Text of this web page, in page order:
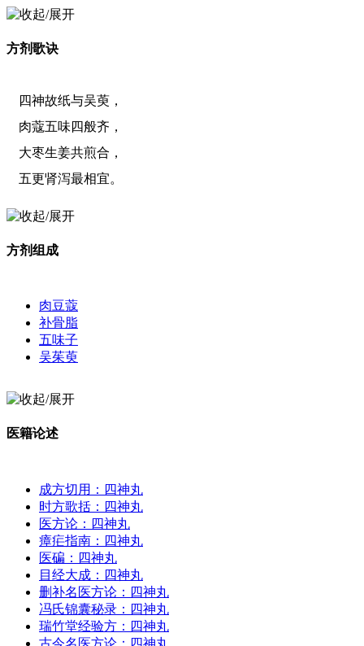
方剂歌诀
四神故纸与吴萸，
肉蔻五味四般齐，
大枣生姜共煎合，
五更肾泻最相宜。
方剂组成
肉豆蔻
补骨脂
五味子
吴茱萸
医籍论述
成方切用：四神丸
时方歌括：四神丸
医方论：四神丸
瘴疟指南：四神丸
医碥：四神丸
目经大成：四神丸
删补名医方论：四神丸
冯氏锦囊秘录：四神丸
瑞竹堂经验方：四神丸
古今名医方论：四神丸